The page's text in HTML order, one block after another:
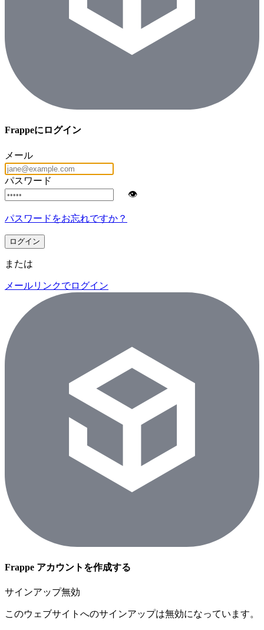
Frappeにログイン
メール
パスワード
👁
パスワードをお忘れですか？
ログイン
または
メールリンクでログイン
Frappe アカウントを作成する
サインアップ無効
このウェブサイトへのサインアップは無効になっています。